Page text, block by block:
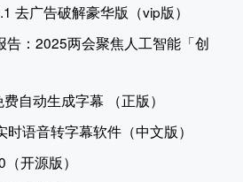
去广告破解豪华版（vip版）
告：2025两会聚焦人工智能「创
自动生成字幕 （正版）
语音转字幕软件（中文版）
开源版）